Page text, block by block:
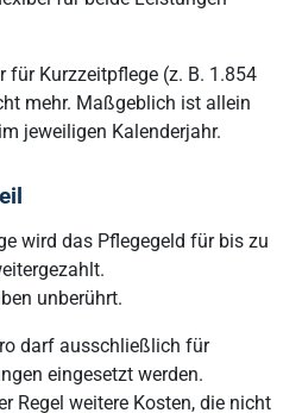
für Kurzzeitpflege (z. B. 1.854
mehr. Maßgeblich ist allein
jeweiligen Kalenderjahr.
wird das Pflegegeld für bis zu
unberührt.
darf ausschließlich für
eingesetzt werden.
Regel weitere Kosten, die nicht